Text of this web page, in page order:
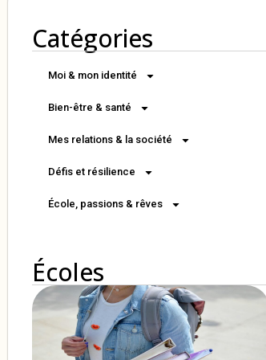
Catégories
Moi & mon identité
Bien-être & santé
Mes relations & la société
Défis et résilience
École, passions & rêves
Écoles